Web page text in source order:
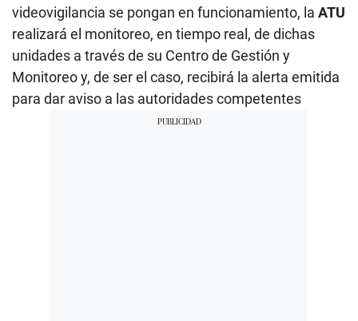
videovigilancia se pongan en funcionamiento, la ATU
realizará el monitoreo, en tiempo real, de dichas
unidades a través de su Centro de Gestión y
Monitoreo y, de ser el caso, recibirá la alerta emitida
para dar aviso a las autoridades competentes